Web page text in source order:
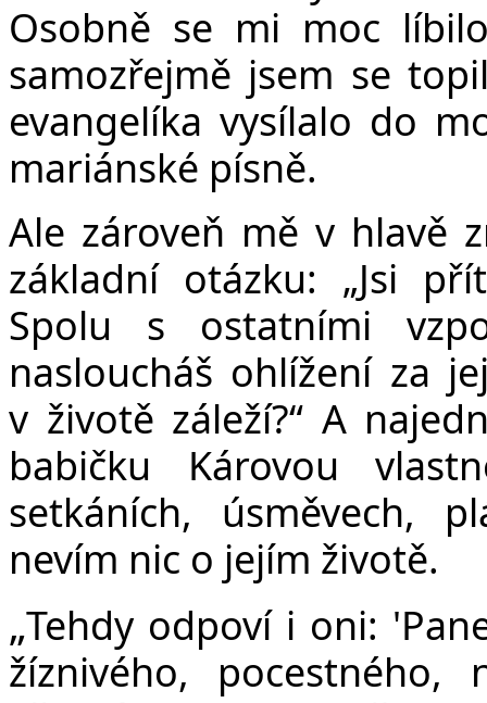
Osobně se mi moc
samozřejmě jsem se
evangelíka vysílalo do
mariánské písně.
Ale zároveň mě v hlavě
základní otázku: „Jsi
Spolu s ostatními
nasloucháš ohlížení za
v životě záleží?“ A
babičku Károvou
setkáních, úsměvech,
nevím nic o jejím životě.
„Tehdy odpoví i oni:
žíznivého, pocestného,